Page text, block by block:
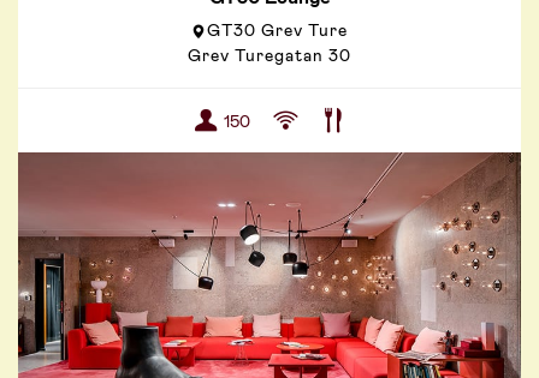
GT30 Grev Ture
Grev Turegatan 30
150